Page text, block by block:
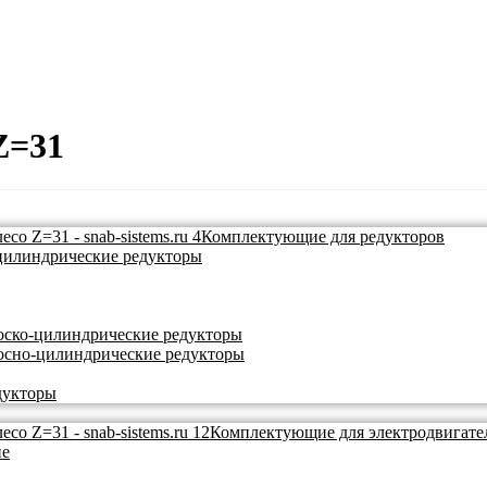
Комплектующие для редукторов
редукторы
цилиндрические редукторы
цилиндрические редукторы
Комплектующие для